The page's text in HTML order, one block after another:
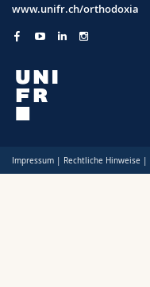
www.unifr.ch/orthodoxia
Impressum | Rechtliche Hinweise |